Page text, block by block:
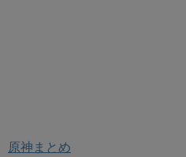
原神まとめ